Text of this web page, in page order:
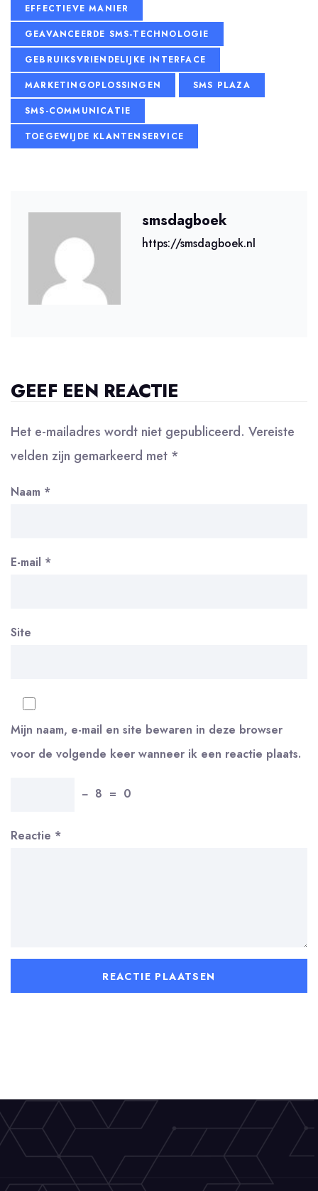
EFFECTIEVE MANIER
GEAVANCEERDE SMS-TECHNOLOGIE
GEBRUIKSVRIENDELIJKE INTERFACE
MARKETINGOPLOSSINGEN
SMS PLAZA
SMS-COMMUNICATIE
TOEGEWIJDE KLANTENSERVICE
smsdagboek
https://smsdagboek.nl
GEEF EEN REACTIE
Het e-mailadres wordt niet gepubliceerd. Vereiste
velden zijn gemarkeerd met *
Naam *
E-mail *
Site
Mijn naam, e-mail en site bewaren in deze browser
voor de volgende keer wanneer ik een reactie plaats.
− 8 = 0
Reactie *